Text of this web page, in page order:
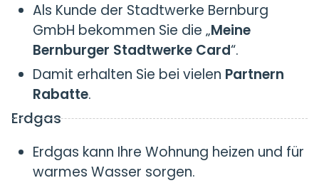
Als Kunde der Stadtwerke Bernburg
GmbH bekommen Sie die „Meine
Bernburger Stadtwerke Card“.
Damit erhalten Sie bei vielen Partnern
Rabatte.
Erdgas
Erdgas kann Ihre Wohnung heizen und für
warmes Wasser sorgen.